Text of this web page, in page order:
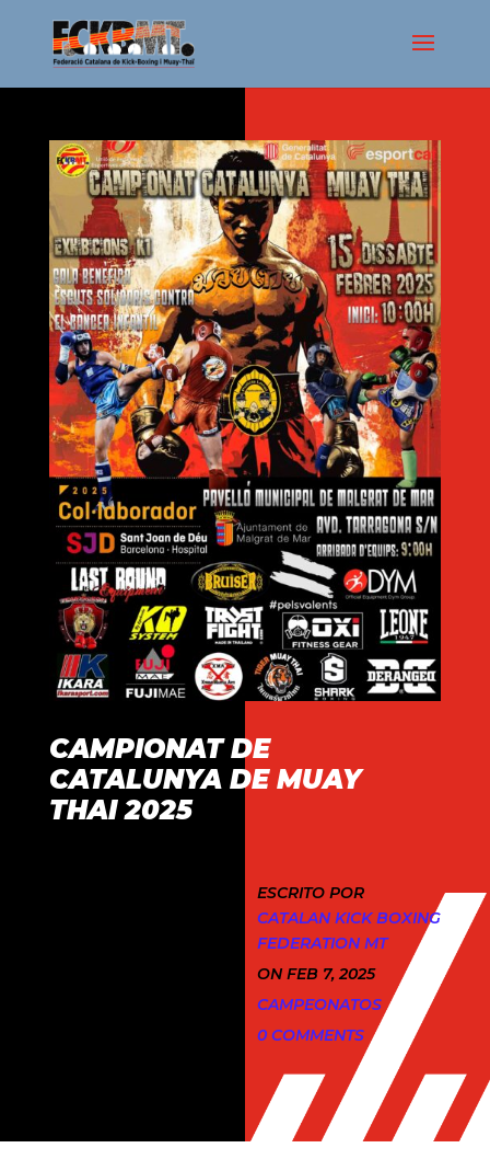
CAMPIONAT DE
CATALUNYA DE MUAY
THAI 2025
ESCRITO POR
CATALAN KICK BOXING
FEDERATION MT
ON FEB 7, 2025
CAMPEONATOS
0 COMMENTS